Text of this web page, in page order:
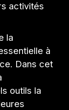
activités
la
à
Dans cet
outils la